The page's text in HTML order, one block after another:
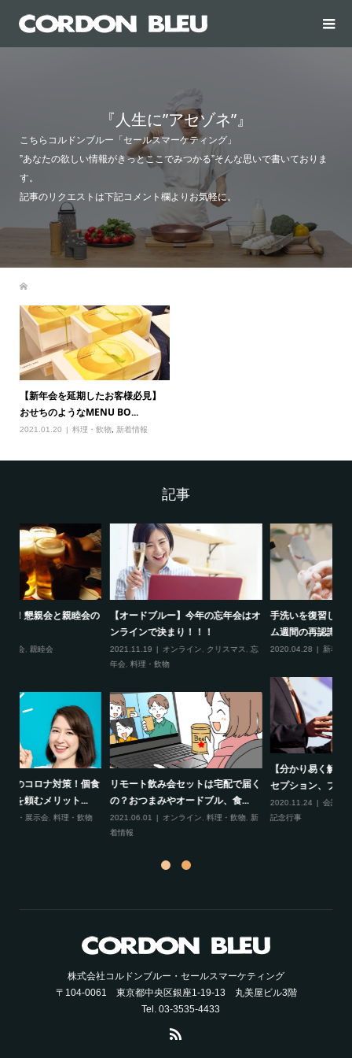
『人生に”アセゾネ”』
こちらコルドンブルー「セールスマーケティング」
”あなたの欲しい情報がきっとここでみつかる”そんな思いで書いておりま
す。
記事のリクエストは下記コメント欄よりお気軽に。
【新年会を延期したお客様必見】
おせちのようなMENU BO...
2021.01.20 料理・飲物, 新着情報
記事
オ
く
手洗いを復習しよう。－ステイホー
2020.04.28 新着情報
法人向けオンライン飲み会の宅配セ
ットを公開！専用のフードをボ...
2021.03.12 会議・展示会,料理・飲物
【分かり易く解説】コロナ対策のレ
セプション、プロが考える主催...
2020.11.24 会議・展示会,料理・飲物,
記念行事
【オンライン懇親会用フード”オー
ドブルー“に仲間入り...
2022.04.13 オンライン,料理・飲物,新
着情報,親睦会
株式会社コルドンブルー・セールスマーケティング
〒104-0061 東京都中央区銀座1-19-13 丸美屋ビル3階
Tel. 03-3535-4433